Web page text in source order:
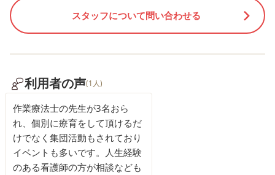
スタッフについて問い合わせる
利用者の声(1人)
作業療法士の先生が3名おら
れ、個別に療育をして頂けるだ
けでなく集団活動もされており
イベントも多いです。人生経験
のある看護師の方が相談なども